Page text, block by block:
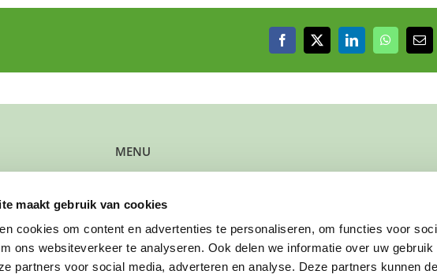
maakt gebruik van cookies
cookies om content en advertenties te personaliseren, om functies voor
ons websiteverkeer te analyseren. Ook delen we informatie over uw gebruik
partners voor social media, adverteren en analyse. Deze partners kunnen
Facebook
X LinkedIn
E-
MENU
Kun je steun gebruiken?
Wil je een gezin verwijzen?
Werk je bij de gemeente?
Wil je solliciteren?
Wil je doneren?